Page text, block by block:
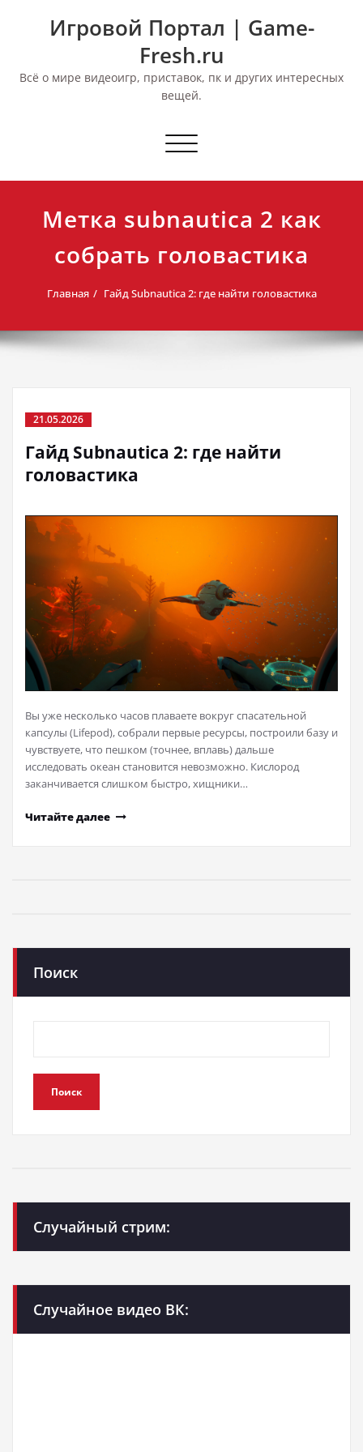
Игровой Портал | Game-
Fresh.ru
Всё о мире видеоигр, приставок, пк и других интересных
вещей.
Переключить
Метка subnautica 2 как
собрать головастика
Главная Гайд Subnautica 2: где найти головастика
21.05.2026
Гайд Subnautica 2: где найти
головастика
Вы уже несколько часов плаваете вокруг спасательной
капсулы (Lifepod), собрали первые ресурсы, построили базу и
чувствуете, что пешком (точнее, вплавь) дальше
исследовать океан становится невозможно. Кислород
заканчивается слишком быстро, хищники…
Читайте далее
Поиск
Поиск
Случайный стрим:
Случайное видео ВК: